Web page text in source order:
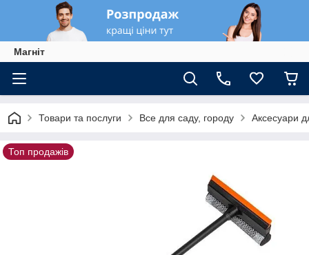
Магніт
Товари та послуги Все для саду, городу Аксесуари
Топ продажів